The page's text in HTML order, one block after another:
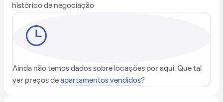
histórico de negociação
Ainda não temos dados sobre locações por aqui. Que tal
ver preços de apartamentos vendidos?